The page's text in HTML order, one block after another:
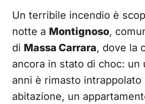
Un terribile incendio è
notte a Montignoso,
di Massa Carrara, dove la
ancora in stato di choc: un
anni è rimasto intrappolato
abitazione, un